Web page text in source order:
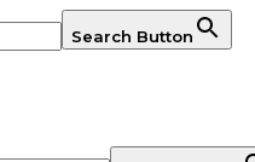
Search Button